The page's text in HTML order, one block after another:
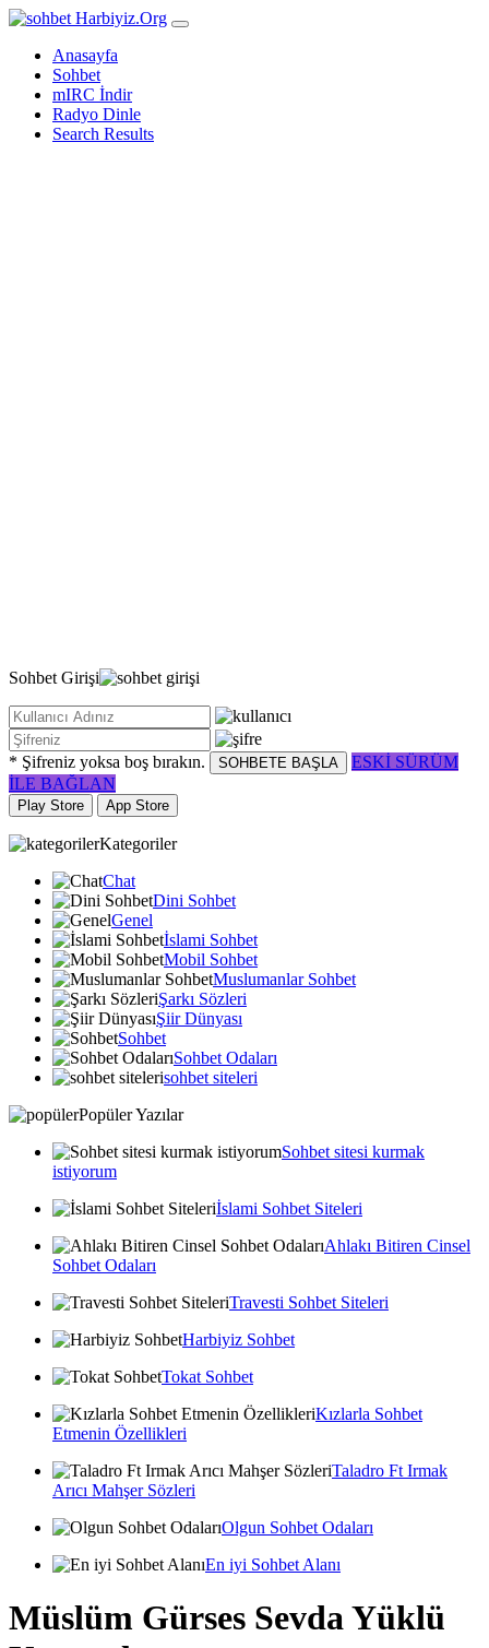
Harbiyiz.Org
Anasayfa
Sohbet
mIRC İndir
Radyo Dinle
Search Results
Sohbet Girişi
* Şifreniz yoksa boş bırakın. SOHBETE BAŞLA
ESKİ SÜRÜM
İLE BAĞLAN
Play Store App Store
Kategoriler
Chat
Dini Sohbet
Genel
İslami Sohbet
Mobil Sohbet
Muslumanlar Sohbet
Şarkı Sözleri
Şiir Dünyası
Sohbet
Sohbet Odaları
sohbet siteleri
Popüler Yazılar
Sohbet sitesi kurmak
istiyorum
İslami Sohbet Siteleri
Ahlakı Bitiren Cinsel
Sohbet Odaları
Travesti Sohbet Siteleri
Harbiyiz Sohbet
Tokat Sohbet
Kızlarla Sohbet
Etmenin Özellikleri
Taladro Ft Irmak
Arıcı Mahşer Sözleri
Olgun Sohbet Odaları
En iyi Sohbet Alanı
Müslüm Gürses Sevda Yüklü